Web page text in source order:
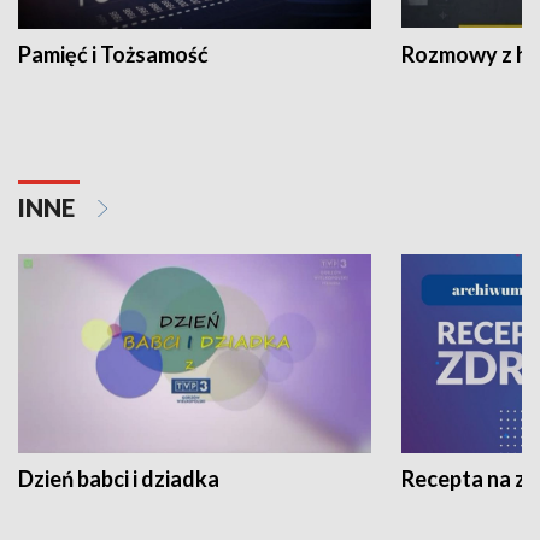
Pamięć i Tożsamość Rozmowy z
INNE
Dzień babci i dziadka Recepta na